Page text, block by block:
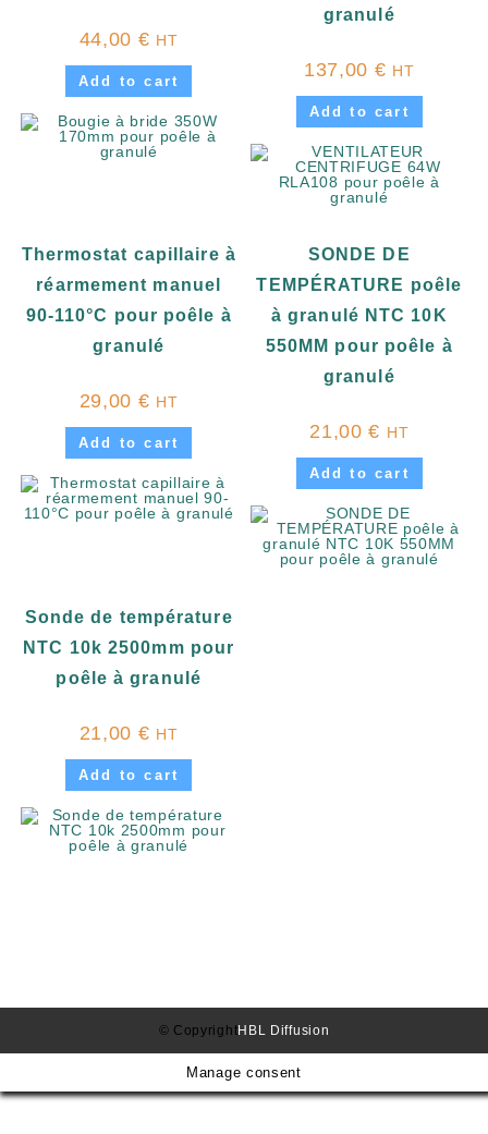
44,00 € HT
Add to cart
granulé
137,00 € HT
Add to cart
Thermostat capillaire à
réarmement manuel
90-110°C pour poêle à
granulé
29,00 € HT
Add to cart
SONDE DE
TEMPÉRATURE poêle
à granulé NTC 10K
550MM pour poêle à
granulé
21,00€ HT
Add to cart
Sonde de température
NTC 10k 2500mm pour
poêle à granulé
21,00 € HT
Add to cart
© CopyrightHBL Diffusion
Manage consent